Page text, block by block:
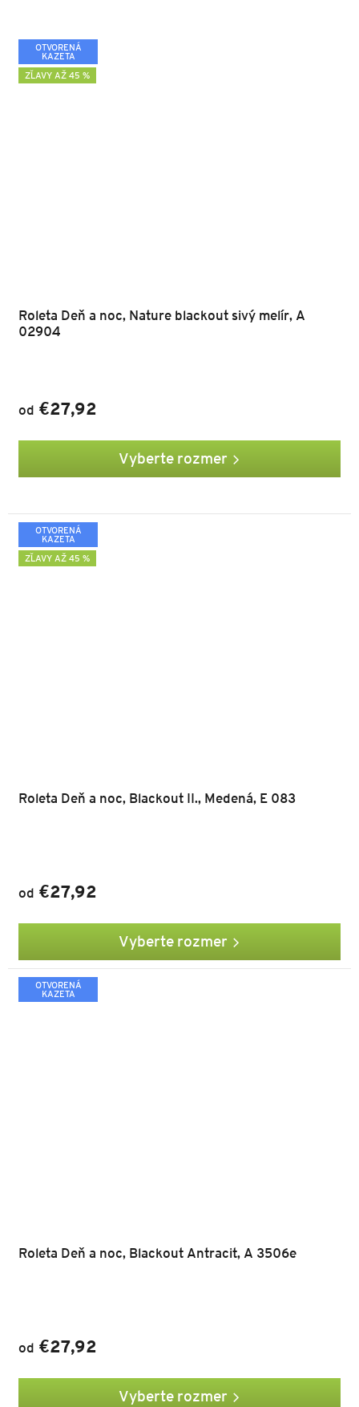
OTVORENÁ
KAZETA
ZĽAVY AŽ 45 %
Roleta Deň a noc, Nature blackout sivý melír, A
02904
od €27,92
Vyberte rozmer
OTVORENÁ
KAZETA
ZĽAVY AŽ 45 %
Roleta Deň a noc, Blackout II., Medená, E 083
od €27,92
Vyberte rozmer
OTVORENÁ
KAZETA
Roleta Deň a noc, Blackout Antracit, A 3506e
od €27,92
Vyberte rozmer